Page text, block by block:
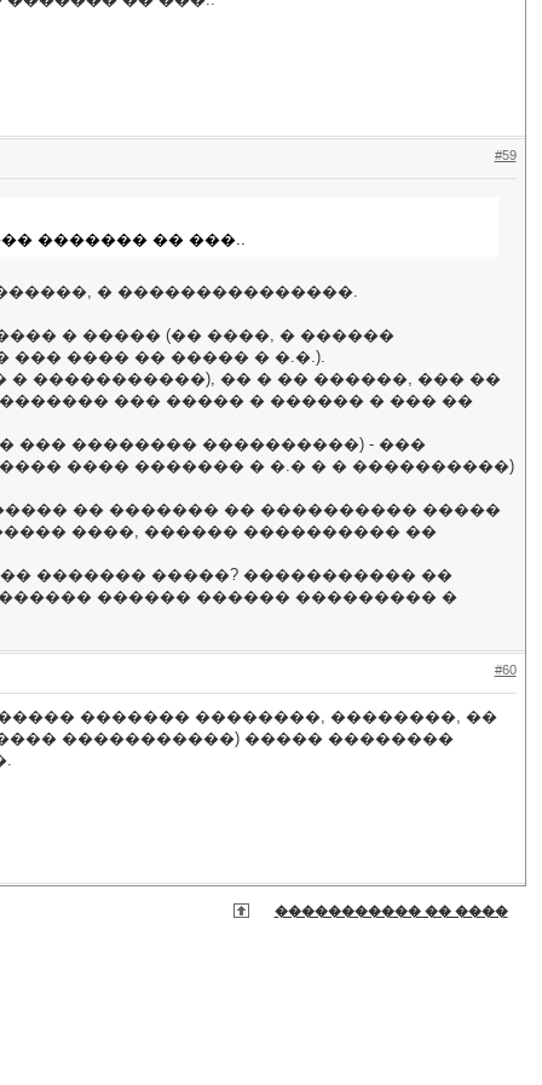
#59
������� �� ���..
� ���������������.
� ����� (�� ����, � ������
���� �� ����� � �.�.).
�����������), �� � �� ������, ��� ��
��� ����� � ������ � ��� ��
��� �������� ����������) - ���
���� ������� � �.� � � ����������)
�� ������� �� ���������� �����
����, ������ ���������� ��
������� �����? ����������� ��
������ ������ ��������� �
#60
������� ��������, ��������, ��
�����������) ����� ��������
����������� �� ����